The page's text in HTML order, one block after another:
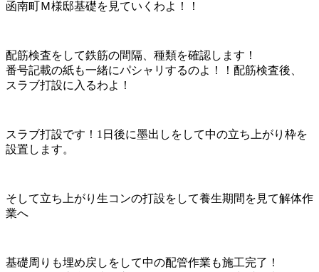
函南町Ｍ様邸基礎を見ていくわよ！！
配筋検査をして鉄筋の間隔、種類を確認します！
番号記載の紙も一緒にパシャリするのよ！！配筋検査後、
スラブ打設に入るわよ！
スラブ打設です！1日後に墨出しをして中の立ち上がり枠を
設置します。
そして立ち上がり生コンの打設をして養生期間を見て解体作
業へ
基礎周りも埋め戻しをして中の配管作業も施工完了！